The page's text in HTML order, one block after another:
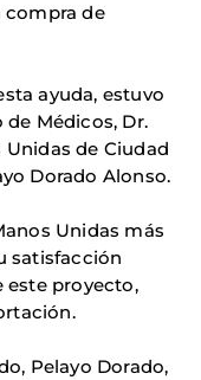
compra de
ayuda, estuvo
Médicos, Dr.
de Ciudad
Dorado Alonso.
Unidas más
satisfacción
este proyecto,
Pelayo Dorado,